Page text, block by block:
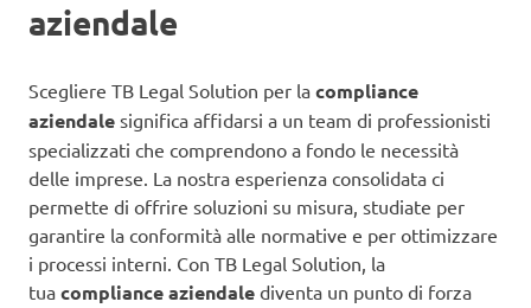
aziendale
Scegliere TB Legal Solution per la compliance
aziendale significa affidarsi a un team di professionisti
specializzati che comprendono a fondo le necessità
delle imprese. La nostra esperienza consolidata ci
permette di offrire soluzioni su misura, studiate per
garantire la conformità alle normative e per ottimizzare
i processi interni. Con TB Legal Solution, la
tua compliance aziendale diventa un punto di forza